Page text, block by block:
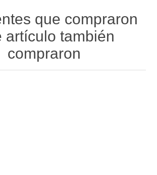
que compraron
artículo también
compraron